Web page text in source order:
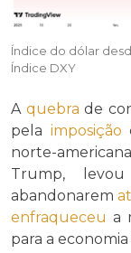
Índice do dólar
Índice DXY
A quebra de
pela imposição
norte-
Trump,
abandonarem
enfraqueceu a
para a